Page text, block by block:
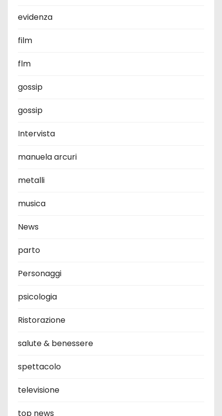
evidenza
film
flm
gossip
gossip
Intervista
manuela arcuri
metalli
musica
News
parto
Personaggi
psicologia
Ristorazione
salute & benessere
spettacolo
televisione
top news